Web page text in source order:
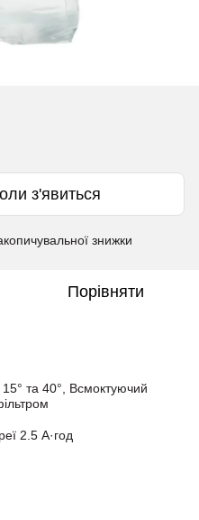
з'явиться
знижки
Порівняти
та 40°, Всмоктуючий
2.5 А·год